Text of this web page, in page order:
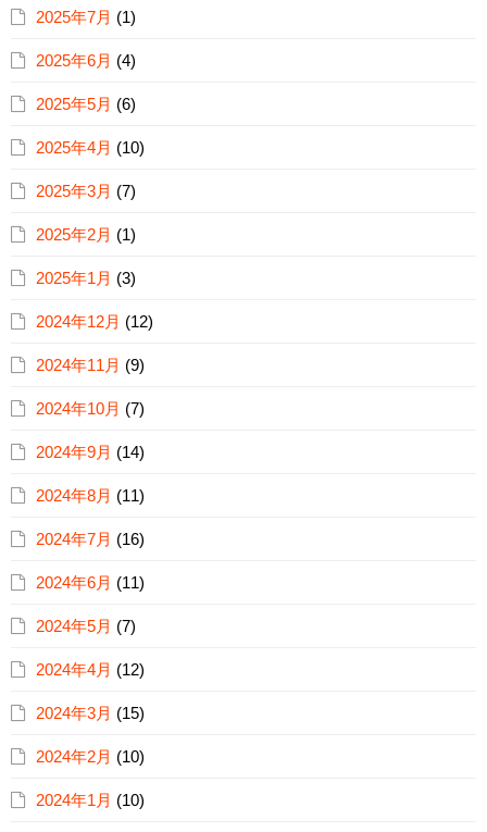
2025年7月 (1)
2025年6月 (4)
2025年5月 (6)
2025年4月 (10)
2025年3月 (7)
2025年2月 (1)
2025年1月 (3)
2024年12月 (12)
2024年11月 (9)
2024年10月 (7)
2024年9月 (14)
2024年8月 (11)
2024年7月 (16)
2024年6月 (11)
2024年5月 (7)
2024年4月 (12)
2024年3月 (15)
2024年2月 (10)
2024年1月 (10)